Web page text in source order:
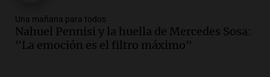
Episodios
Audio.La historia de la servilleta que
firmó Jorge Messi para el primer
Una mañana para todos
Nahuel Pennisi y la huella de Mercedes Sosa:
"La emoción es el filtro máximo"